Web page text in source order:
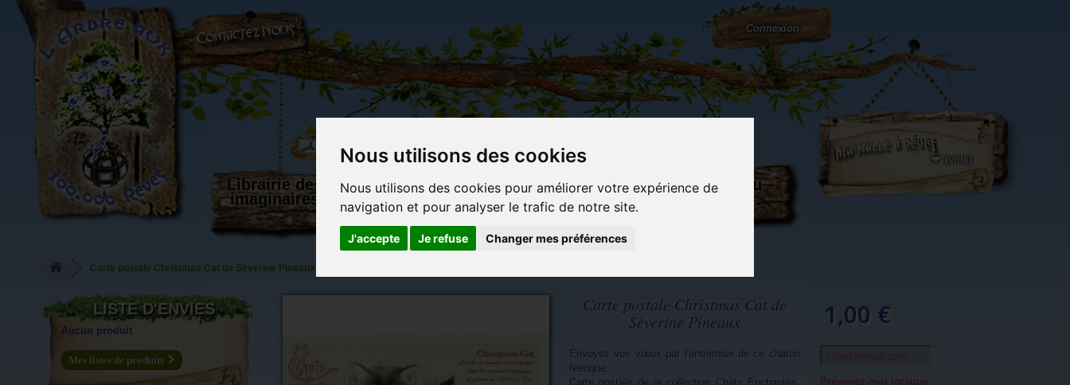
Nous utilisons des cookies
Nous utilisons des cookies pour améliorer votre expérience de
navigation et pour analyser le trafic de notre site.
J'accepte Je refuse Changer mes préférences
L'Arbre aux 100.000 Rêves
Connexion
(vide)
Librairie des
imaginaires
Carterie
papeterie
originale
Activités
manuelles,
détente et
Objets déco et
cadeaux
originaux
Du côté du
blog...
Carte postale Christmas Cat de Séverine Pineaux
Carte postale Christmas Cat de
Séverine Pineaux
Envoyez vos vœux par l'entremise de ce chaton
féerique.
Carte postale de la collection Chats Enchantés.
1,00 €
Prévenez-moi lorsque
LISTE D'ENVIES
Aucun produit
Mes listes de produits